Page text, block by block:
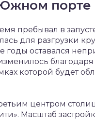
порте
пребывал в
для разгрузки
оставался
которой будет
центром
Масштаб